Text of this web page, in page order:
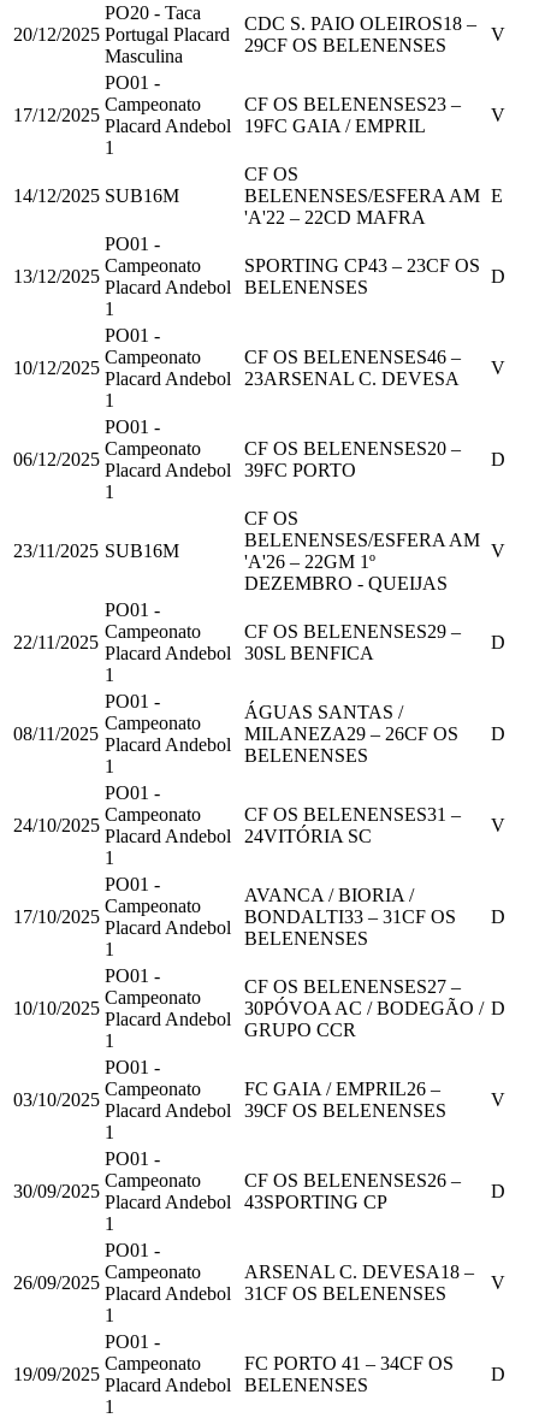
20/12/2025
PO20 - Taca
Portugal Placard
Masculina
CDC S. PAIO OLEIROS18 –
29CF OS BELENENSES
V
17/12/2025
PO01 -
Campeonato
Placard Andebol
1
CF OS BELENENSES23 –
19FC GAIA / EMPRIL
V
14/12/2025 SUB16M
CF OS
BELENENSES/ESFERA AM
'A'22 – 22CD MAFRA
E
13/12/2025
PO01 -
Campeonato
Placard Andebol
1
SPORTING CP43 – 23CF OS
BELENENSES
D
10/12/2025
PO01 -
Campeonato
Placard Andebol
1
CF OS BELENENSES46 –
23ARSENAL C. DEVESA
V
06/12/2025
PO01 -
Campeonato
Placard Andebol
1
CF OS BELENENSES20 –
39FC PORTO
D
23/11/2025 SUB16M
CF OS
BELENENSES/ESFERA AM
'A'26 – 22GM 1º
DEZEMBRO - QUEIJAS
V
22/11/2025
PO01 -
Campeonato
Placard Andebol
1
CF OS BELENENSES29 –
30SL BENFICA
D
08/11/2025
PO01 -
Campeonato
Placard Andebol
1
ÁGUAS SANTAS /
MILANEZA29 – 26CF OS
BELENENSES
D
24/10/2025
PO01 -
Campeonato
Placard Andebol
1
CF OS BELENENSES31 –
24VITÓRIA SC
V
17/10/2025
PO01 -
Campeonato
Placard Andebol
1
AVANCA / BIORIA /
BONDALTI33 – 31CF OS
BELENENSES
D
10/10/2025
PO01 -
Campeonato
Placard Andebol
1
CF OS BELENENSES27 –
30PÓVOA AC / BODEGÃO /
GRUPO CCR
D
03/10/2025
PO01 -
Campeonato
Placard Andebol
1
FC GAIA / EMPRIL26 –
39CF OS BELENENSES
V
30/09/2025
PO01 -
Campeonato
Placard Andebol
1
CF OS BELENENSES26 –
43SPORTING CP
D
26/09/2025
PO01 -
Campeonato
Placard Andebol
1
ARSENAL C. DEVESA18 –
31CF OS BELENENSES
V
19/09/2025
PO01 -
Campeonato
Placard Andebol
1
FC PORTO 41 – 34CF OS
BELENENSES
D